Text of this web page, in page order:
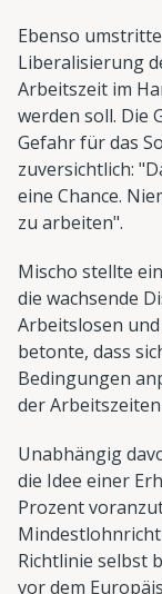
Ebenso
Liberalisierung
Arbeitszeit im
werden soll. Die
Gefahr für das
zuversichtlich:
eine Chance.
zu arbeiten".
Mischo stellte
die wachsende
Arbeitslosen
betonte, dass
Bedingungen
der
Unabhängig
die Idee einer
Prozent
Richtlinie selbst
vor dem